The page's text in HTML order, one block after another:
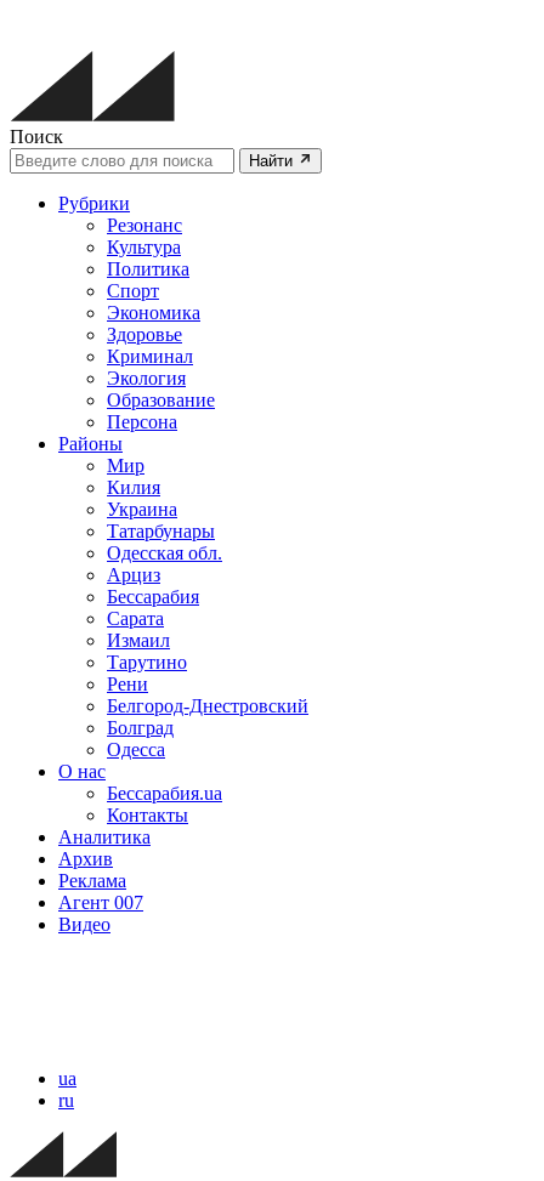
Поиск
Найти
Рубрики
Резонанс
Культура
Политика
Спорт
Экономика
Здоровье
Криминал
Экология
Образование
Персона
Районы
Мир
Килия
Украина
Татарбунары
Одесская обл.
Арциз
Бессарабия
Сарата
Измаил
Тарутино
Рени
Белгород-Днестровский
Болград
Одесса
О нас
Бессарабия.ua
Контакты
Аналитика
Архив
Реклама
Агент 007
Видео
ua
ru